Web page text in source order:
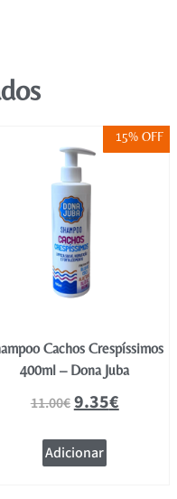
15% OFF
Cachos Crespíssimos
400ml – Dona Juba
11.00€9.35€
Adicionar